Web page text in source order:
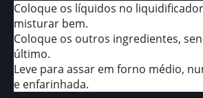
Coloque os líquidos no
misturar bem.
Coloque os outros ingredientes,
último.
Leve para assar em forno médio,
e enfarinhada.